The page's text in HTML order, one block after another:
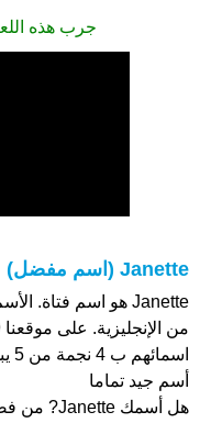
جرب هذه
Janette (اسم مفضل)
أسم جيد تماما
هل أسمك Janette? من فضلك اجب على